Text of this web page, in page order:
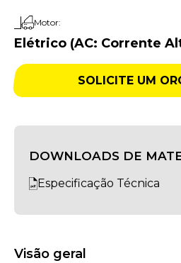
Motor:
Elétrico (AC: Corrente
SOLICITE UM
DOWNLOADS DE
Especificação Técnica
Visão geral